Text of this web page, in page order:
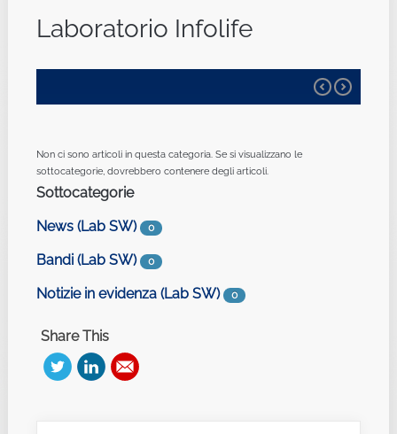
Laboratorio Infolife
Non ci sono articoli in questa categoria. Se si visualizzano le
sottocategorie, dovrebbero contenere degli articoli.
Sottocategorie
News (Lab SW)
0
Bandi (Lab SW) 0
Notizie in evidenza (Lab SW) 0
Share This